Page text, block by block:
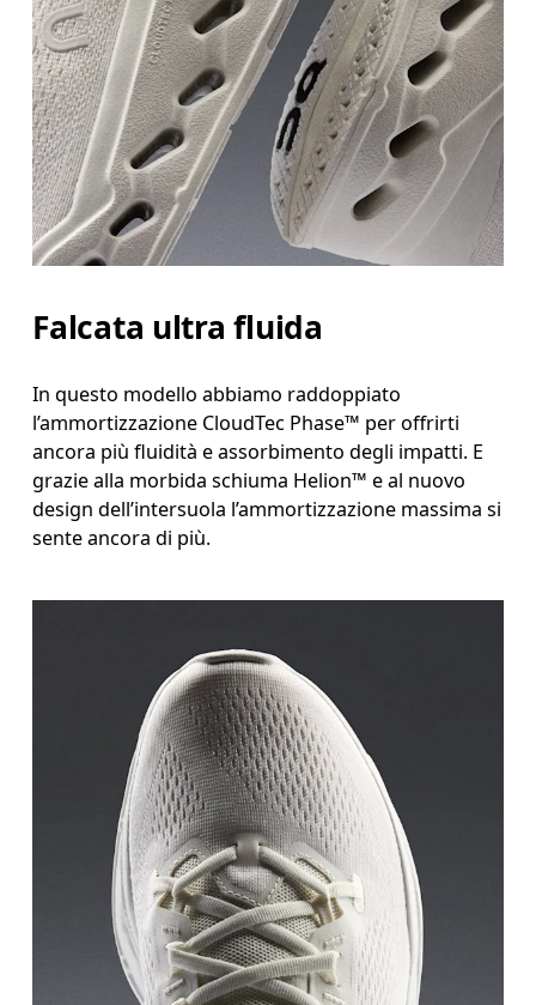
Falcata ultra fluida
In questo modello abbiamo raddoppiato
l’ammortizzazione CloudTec Phase™ per offrirti
ancora più fluidità e assorbimento degli impatti. E
grazie alla morbida schiuma Helion™ e al nuovo
design dell’intersuola l’ammortizzazione massima si
sente ancora di più.